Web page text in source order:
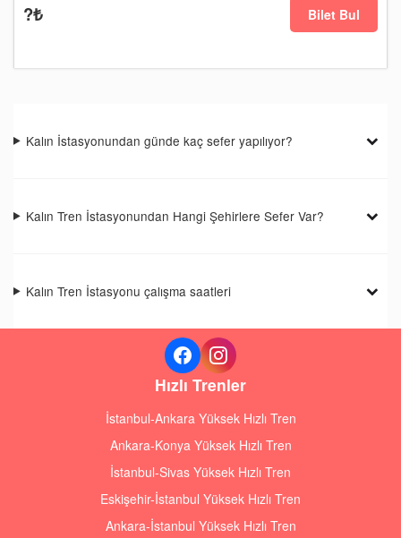
?₺ Bilet Bul
Kalın İstasyonundan günde kaç sefer yapılıyor?
Kalın Tren İstasyonundan Hangi Şehirlere Sefer Var?
Kalın Tren İstasyonu çalışma saatleri
Hızlı Trenler
İstanbul-Ankara Yüksek Hızlı Tren
Ankara-Konya Yüksek Hızlı Tren
İstanbul-Sivas Yüksek Hızlı Tren
Eskişehir-İstanbul Yüksek Hızlı Tren
Ankara-İstanbul Yüksek Hızlı Tren